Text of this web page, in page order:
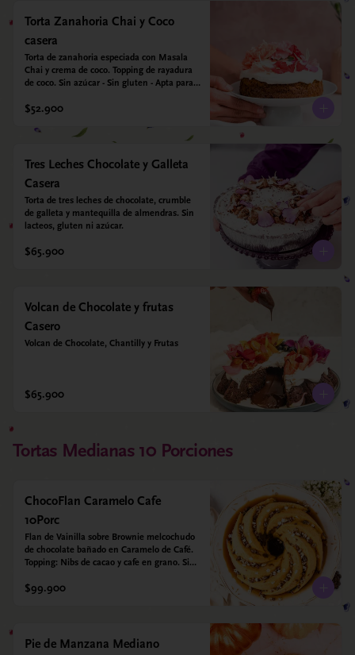
Torta Zanahoria Chai y Coco
casera
Torta de zanahoria especiada con Masala
Chai y crema de coco. Topping de rayadura
de coco. Sin azúcar - Sin gluten - Apta para
y almendras. Endulzada con estevia.
$52.900
Tres Leches Chocolate y Galleta
Casera
Torta de tres leches de chocolate, crumble
de galleta y mantequilla de almendras. Sin
lacteos, gluten ni azúcar.
$65.900
Volcan de Chocolate y frutas
Casero
Volcan de Chocolate, Chantilly y Frutas
$65.900
Tortas Medianas 10 Porciones
ChocoFlan Caramelo Cafe
10Porc
Flan de Vainilla sobre Brownie melcochudo
de chocolate bañado en Caramelo de Café.
Topping: Nibs de cacao y cafe en grano. Sin
diabéticos
$99.900
Pie de Manzana Mediano